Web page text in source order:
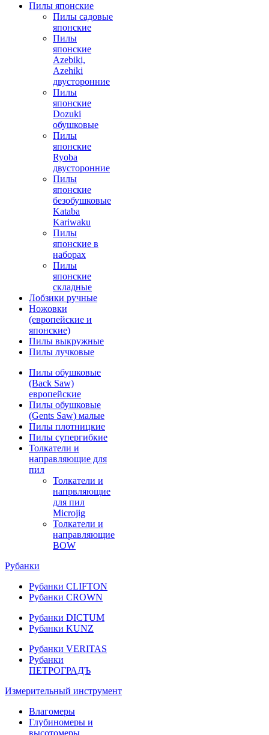
Пилы японские
Пилы садовые
японские
Пилы
японские
Azebiki,
Azehiki
двусторонние
Пилы
японские
Dozuki
обушковые
Пилы
японские
Ryoba
двусторонние
Пилы
японские
безобушковые
Kataba
Kariwaku
Пилы
японские в
наборах
Пилы
японские
складные
Лобзики ручные
Ножовки
(европейские и
японские)
Пилы выкружные
Пилы лучковые
Пилы обушковые
(Back Saw)
европейские
Пилы обушковые
(Gents Saw) малые
Пилы плотницкие
Пилы супергибкие
Толкатели и
направляющие для
пил
Толкатели и
напрвляющие
для пил
Microjig
Толкатели и
направляющие
BOW
Рубанки
Рубанки CLIFTON
Рубанки CROWN
Рубанки DICTUM
Рубанки KUNZ
Рубанки VERITAS
Рубанки
ПЕТРОГРАДЪ
Измерительный инструмент
Влагомеры
Глубиномеры и
высотомеры